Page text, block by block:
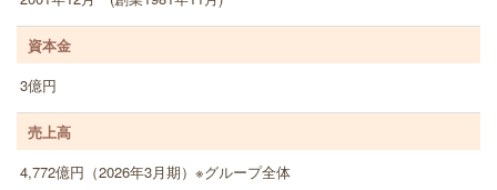
資本金
3億円
売上高
4,772億円（2026年3月期）※グループ全体